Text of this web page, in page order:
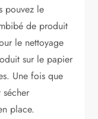
pouvez le
de produit
le nettoyage
sur le papier
Une fois que
place.